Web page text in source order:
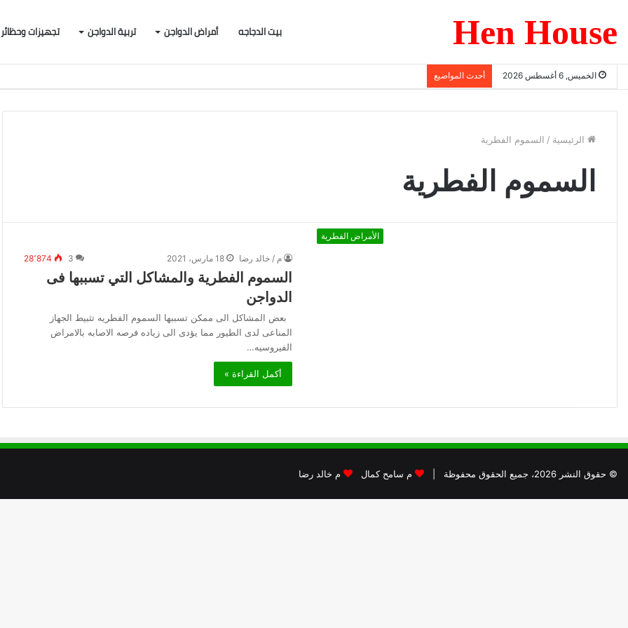
Hen House بيت الدجاجه أمراض الدواجن تربية الدواجن تجهيزات وحظائر
الخميس, 6 أغسطس 2026 أحدث المواضيع
الرئيسية / السموم الفطرية
السموم الفطرية
الأمراض الفطرية
م / خالد رضا 18 مارس، 2021 3 28٬874
السموم الفطرية والمشاكل التي تسببها فى
الدواجن
بعض المشاكل الى ممكن تسببها السموم الفطريه تثبيط الجهاز
المناعى لدى الطيور مما يؤدى الى زياده فرصه الاصابه بالامراض
الفيروسيه…
أكمل القراءة »
© حقوق النشر 2026، جميع الحقوق محفوظة | م سامح كمال م خالد رضا